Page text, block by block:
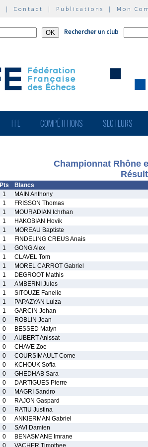
| Contact | Publications | Mon
Rechercher un club
FFE COMPÉTITIONS SECTEURS
Championnat Rhône
Pts Blancs
1 MAIN Anthony
1 FRISSON Thomas
1 MOURADIAN Ichrhan
1 HAKOBIAN Hovik
1 MOREAU Baptiste
1 FINDELING CREUS Anais
1 GONG Alex
1 CLAVEL Tom
1 MOREL CARROT Gabriel
1 DEGROOT Mathis
1 AMBERNI Jules
1 SITOUZE Fanelie
1 PAPAZYAN Luiza
1 GARCIN Johan
0 ROBLIN Jean
0 BESSED Matyn
0 AUBERT Anissat
0 CHAVE Zoe
0 COURSIMAULT Come
0 KCHOUK Sofia
0 GHEDHAB Sara
0 DARTIGUES Pierre
0 MAGRI Sandro
0 RAJON Gaspard
0 RATIU Justina
0 ANKIERMAN Gabriel
0 SAVI Damien
0 BENASMANE Imrane
0 VACHER Timothee